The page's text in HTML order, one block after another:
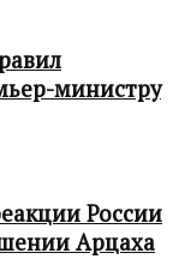
министру
России
Арцаха